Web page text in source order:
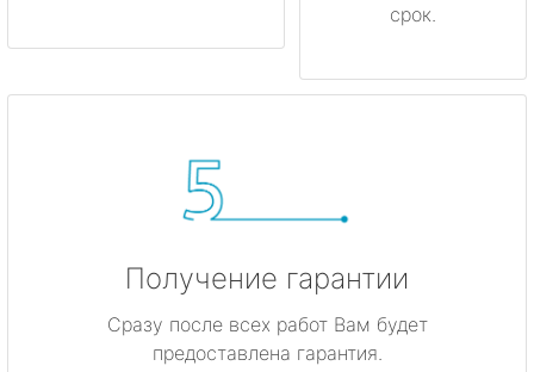
срок.
Получение гарантии
Сразу после всех работ Вам будет
предоставлена гарантия.